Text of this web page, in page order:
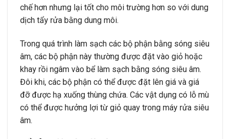
chế hơn nhưng lại tốt cho môi trường hơn so với dung
dịch tẩy rửa bằng dung môi.
Trong quá trình làm sạch các bộ phận bằng sóng siêu
âm, các bộ phận này thường được đặt vào giỏ hoặc
khay rồi ngâm vào bể làm sạch bằng sóng siêu âm.
Đôi khi, các bộ phận có thể được đặt lên giá và giá
đỡ được hạ xuống thùng chứa. Các vật dụng có lỗ mù
có thể được hưởng lợi từ giỏ quay trong máy rửa siêu
âm.